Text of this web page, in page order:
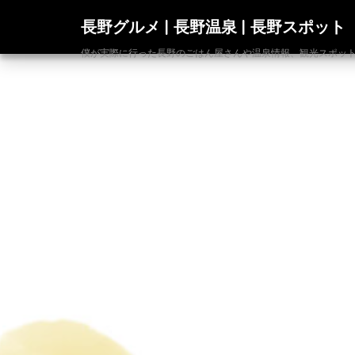
長野グルメ | 長野温泉 | 長野スポット
僕が実際に行った長野のごはん屋さんや温泉情報、観光スポッ